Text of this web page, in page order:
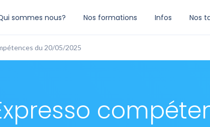
sommes nous? Nos formations Infos Nos
du 20/05/2025